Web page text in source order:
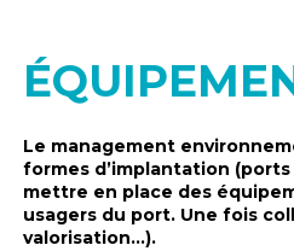
Le management
formes d’implantation
mettre en place des
usagers du port. Une fois
valorisation…).